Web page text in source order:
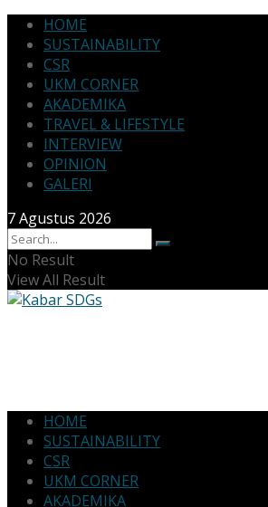
HOME
SUSTAINABILITY
CSR
UKM CORNER
AKADEMIKA
TRAVEL & LIFESTYLE
INTERVIEW
OPINION
GALERI
7 Agustus 2026
No Result
View All Result
HOME
SUSTAINABILITY
CSR
UKM CORNER
AKADEMIKA